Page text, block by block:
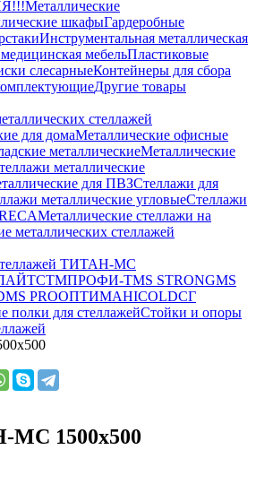
Металлические
шкафыГардеробные
Инструментальная металлическая
мебельПластиковые
слесарныеКонтейнеры для сбора
Другие товары
стеллажей
для домаМеталлические офисные
металлическиеМеталлические
металлические
для ПВЗСтеллажи для
металлические угловыеСтеллажи
Металлические стеллажи на
металлических стеллажей
ТИТАН-МС
СТМПРОФИ-ТMS STRONGMS
MS PROОПТИМАHICOLDСГ
полки для стеллажейСтойки и опоры
1500x500